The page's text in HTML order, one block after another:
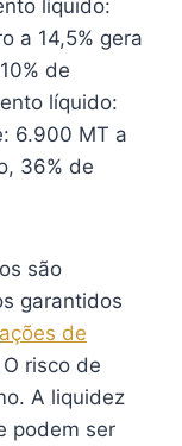
líquido:
a 14,5% gera
de
líquido:
6.900 MT a
36% de
são
garantidos
de
risco de
A liquidez
podem ser